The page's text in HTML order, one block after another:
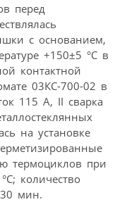
перед
с основанием,
+150±5 °С в
контактной
03КС-700-02 в
115 А, II сварка
на установке
термоциклов при
количество
мин.